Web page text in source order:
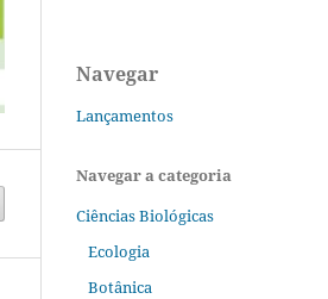
Navegar
Lançamentos
Navegar a categoria
Ciências Biológicas
Ecologia
Botânica